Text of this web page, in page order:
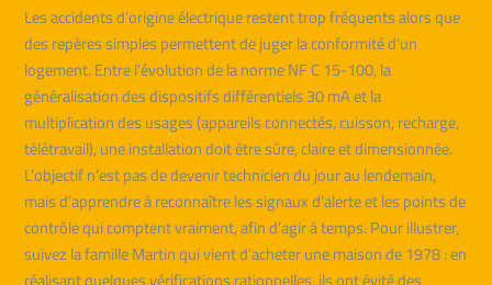
Les accidents d’origine électrique restent trop fréquents alors que
des repères simples permettent de juger la conformité d’un
logement. Entre l’évolution de la norme NF C 15-100, la
généralisation des dispositifs différentiels 30 mA et la
multiplication des usages (appareils connectés, cuisson, recharge,
télétravail), une installation doit être sûre, claire et dimensionnée.
L’objectif n’est pas de devenir technicien du jour au lendemain,
mais d’apprendre à reconnaître les signaux d’alerte et les points de
contrôle qui comptent vraiment, afin d’agir à temps. Pour illustrer,
suivez la famille Martin qui vient d’acheter une maison de 1978 : en